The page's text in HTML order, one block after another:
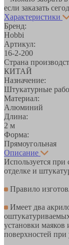
если заказать
Характеристики
Бренд:
Hobbi
Артикул:
16-2-200
Страна
КИТАЙ
Назначение:
Штукатурные
Материал:
Алюминий
Длина:
2 м
Форма:
Прямоугольная
Описание
Используется при
отделке и
Правило
Имеет два
установки
поверхностей при